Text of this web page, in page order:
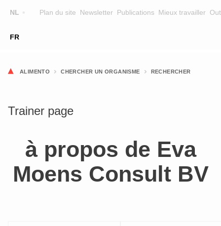
NL
FR
Plan du site Newsletter Publications Mieux travailler
CONTACT
ALIMENTO CHERCHER UN ORGANISME RECHERCHER
Trainer page
à propos de Eva
Moens Consult BV